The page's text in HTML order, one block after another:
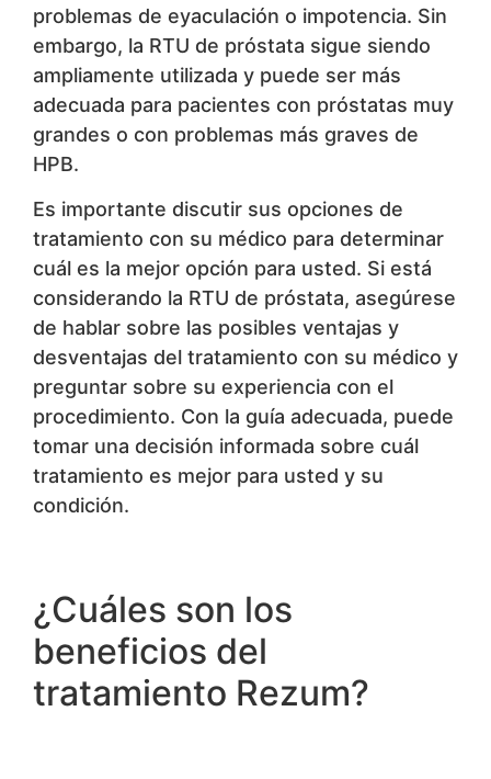
problemas de eyaculación o impotencia. Sin
embargo, la RTU de próstata sigue siendo
ampliamente utilizada y puede ser más
adecuada para pacientes con próstatas muy
grandes o con problemas más graves de
HPB.
Es importante discutir sus opciones de
tratamiento con su médico para determinar
cuál es la mejor opción para usted. Si está
considerando la RTU de próstata, asegúrese
de hablar sobre las posibles ventajas y
desventajas del tratamiento con su médico y
preguntar sobre su experiencia con el
procedimiento. Con la guía adecuada, puede
tomar una decisión informada sobre cuál
tratamiento es mejor para usted y su
condición.
¿Cuáles son los
beneficios del
tratamiento Rezum?